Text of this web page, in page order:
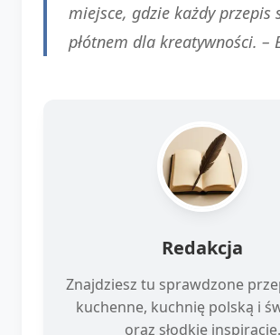
miejsce, gdzie każdy przepis
płótnem dla kreatywności. –
Redakcja
Znajdziesz tu sprawdzone
kuchenne, kuchnię polską i
oraz słodkie inspiracje.